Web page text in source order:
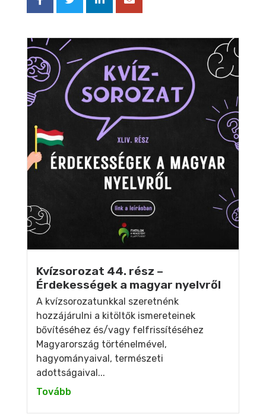
Kvízsorozat 44. rész –
Érdekességek a magyar nyelvről
A kvízsorozatunkkal szeretnénk
hozzájárulni a kitöltők ismereteinek
bővítéséhez és/vagy felfrissítéséhez
Magyarország történelmével,
hagyományaival, természeti
adottságaival...
Tovább